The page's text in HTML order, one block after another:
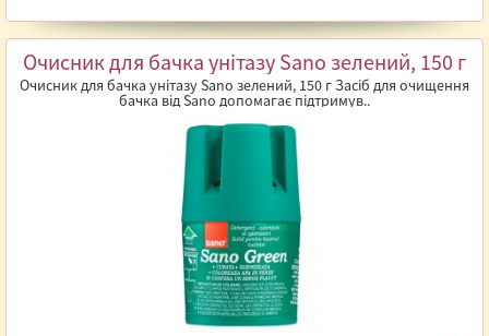
Очисник для бачка унітазу Sano зелений, 150 г
Очисник для бачка унітазу Sano зелений, 150 г Засіб для очищення
бачка від Sano допомагає підтримув..